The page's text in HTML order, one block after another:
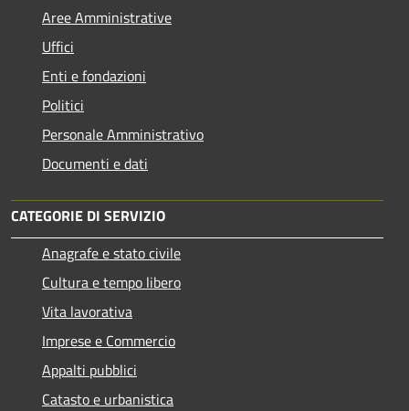
Aree Amministrative
Uffici
Enti e fondazioni
Politici
Personale Amministrativo
Documenti e dati
CATEGORIE DI SERVIZIO
Anagrafe e stato civile
Cultura e tempo libero
Vita lavorativa
Imprese e Commercio
Appalti pubblici
Catasto e urbanistica